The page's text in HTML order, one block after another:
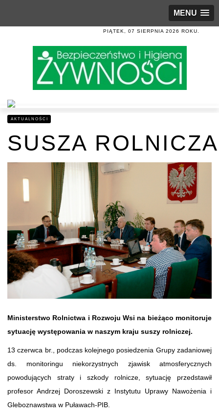
MENU
PIĄTEK, 07 SIERPNIA 2026 ROKU.
AKTUALNOŚCI
SUSZA ROLNICZA
Ministerstwo Rolnictwa i Rozwoju Wsi na bieżąco monitoruje
sytuację występowania w naszym kraju suszy rolniczej.
13 czerwca br., podczas kolejnego posiedzenia Grupy zadaniowej
ds. monitoringu niekorzystnych zjawisk atmosferycznych
powodujących straty i szkody rolnicze, sytuację przedstawił
profesor Andrzej Doroszewski z Instytutu Uprawy Nawożenia i
Gleboznawstwa w Puławach-PIB.